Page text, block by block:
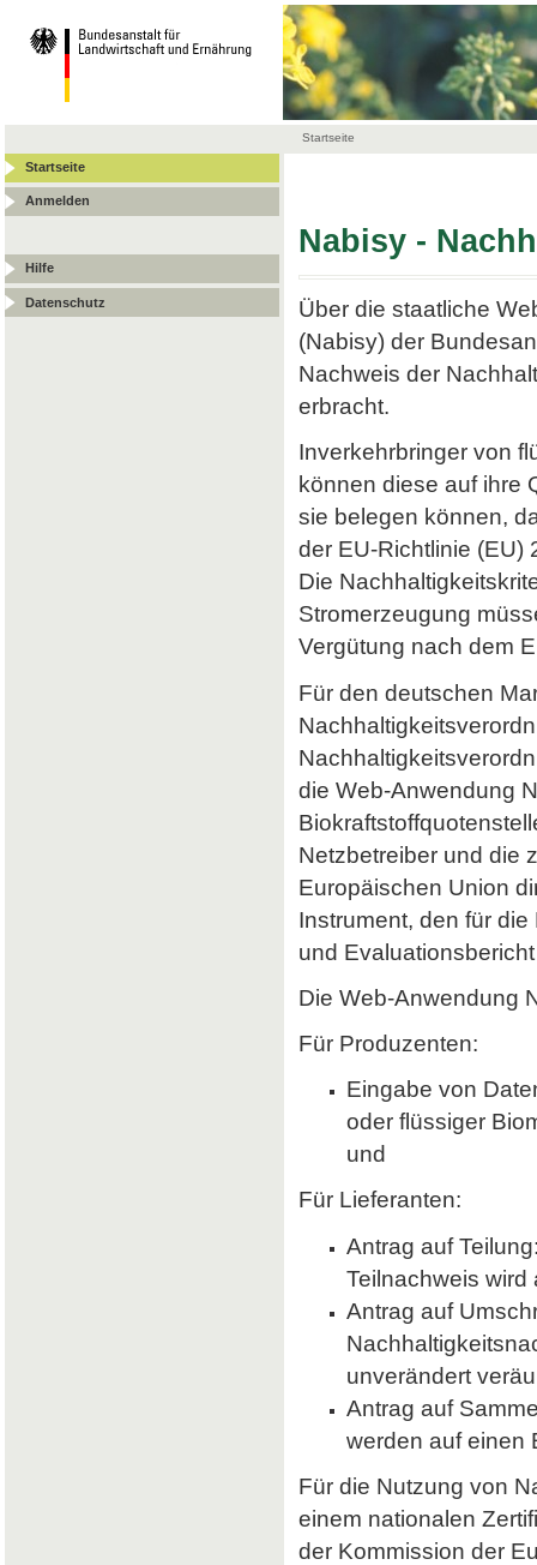
Startseite
Startseite
Anmelden
Hilfe
Datenschutz
Nabisy -
Über die staatliche
(Nabisy) der
Nachweis der
erbracht.
Inverkehrbringer von
können diese auf ihre
sie belegen können,
der EU-Richtlinie (EU)
Die
Stromerzeugung
Vergütung nach dem
Für den deutschen
die Web-Anwendung
Netzbetreiber und die
Europäischen Union
Instrument, den für
und
Die Web-Anwendung
Für Produzenten:
Eingabe von
oder flüssiger
und
Für Lieferanten:
Antrag auf
Teilnachweis wird
Antrag auf
unverändert
Antrag auf
werden auf einen
Für die Nutzung von
einem nationalen
der Kommission der